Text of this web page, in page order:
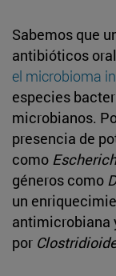
Sabemos que
antibióticos
el microbioma
especies
microbianos.
presencia de
como
géneros como
un
antimicrobiana
por